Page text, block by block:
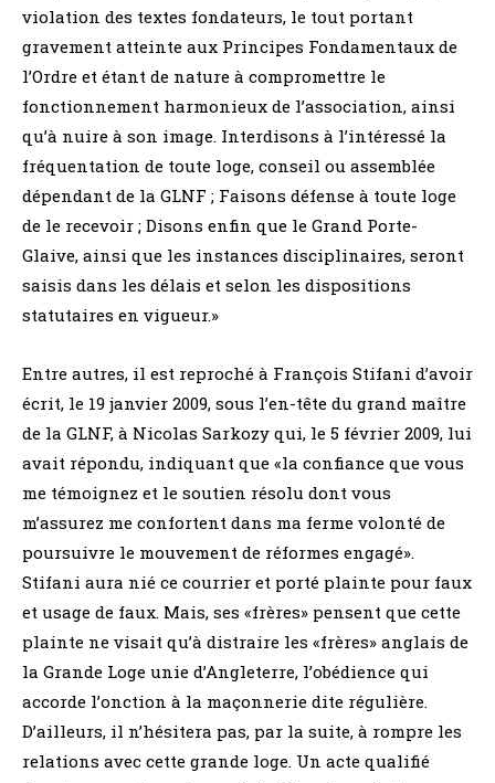
violation des textes fondateurs, le tout portant
gravement atteinte aux Principes Fondamentaux de
l’Ordre et étant de nature à compromettre le
fonctionnement harmonieux de l’association, ainsi
qu’à nuire à son image. Interdisons à l’intéressé la
fréquentation de toute loge, conseil ou assemblée
dépendant de la GLNF ; Faisons défense à toute loge
de le recevoir ; Disons enfin que le Grand Porte-
Glaive, ainsi que les instances disciplinaires, seront
saisis dans les délais et selon les dispositions
statutaires en vigueur.»
Entre autres, il est reproché à François Stifani d’avoir
écrit, le 19 janvier 2009, sous l’en-tête du grand maître
de la GLNF, à Nicolas Sarkozy qui, le 5 février 2009, lui
avait répondu, indiquant que «la confiance que vous
me témoignez et le soutien résolu dont vous
m’assurez me confortent dans ma ferme volonté de
poursuivre le mouvement de réformes engagé».
Stifani aura nié ce courrier et porté plainte pour faux
et usage de faux. Mais, ses «frères» pensent que cette
plainte ne visait qu’à distraire les «frères» anglais de
la Grande Loge unie d’Angleterre, l’obédience qui
accorde l’onction à la maçonnerie dite régulière.
D’ailleurs, il n’hésitera pas, par la suite, à rompre les
relations avec cette grande loge. Un acte qualifié